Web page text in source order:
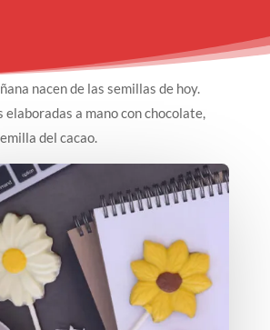
nacen de las semillas de hoy.
elaboradas a mano con chocolate,
del cacao.